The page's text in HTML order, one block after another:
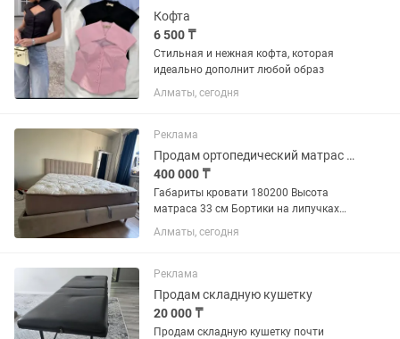
Кофта
6 500 ₸
Стильная и нежная кофта, которая
идеально дополнит любой образ
Алматы, сегодня
Реклама
Продам ортопедический матрас с кроватью
400 000 ₸
Габариты кровати 180200 Высота
матраса 33 см Бортики на липучках
снимаются и можно стирать в
машинке Кровать Beyosa Claire Матрас
эксплуатации 1,5 года Идеально для...
Алматы, сегодня
Реклама
Продам складную кушетку
20 000 ₸
Продам складную кушетку почти